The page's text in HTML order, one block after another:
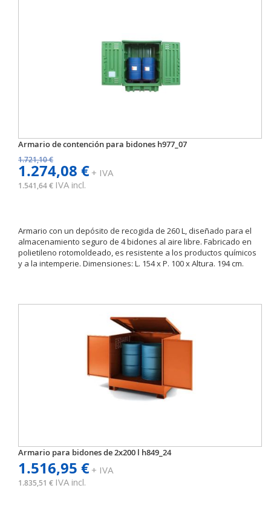
Armario de contención para bidones h977_07
1.721,10 €
1.274,08 €+ IVA
1.541,64 € IVA incl.
Armario con un depósito de recogida de 260 L, diseñado para el
almacenamiento seguro de 4 bidones al aire libre. Fabricado en
polietileno rotomoldeado, es resistente a los productos químicos
y a la intemperie. Dimensiones: L. 154 x P. 100 x Altura. 194 cm.
Armario para bidones de 2x200 l h849_24
1.516,95 €+ IVA
1.835,51 € IVA incl.